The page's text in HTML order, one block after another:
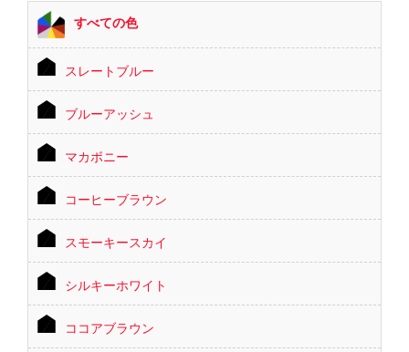
すべての色
スレートブルー
ブルーアッシュ
マカボニー
コーヒーブラウン
スモーキースカイ
シルキーホワイト
ココアブラウン